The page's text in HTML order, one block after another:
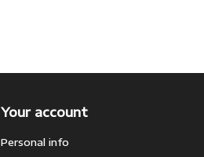
Your account
Personal info